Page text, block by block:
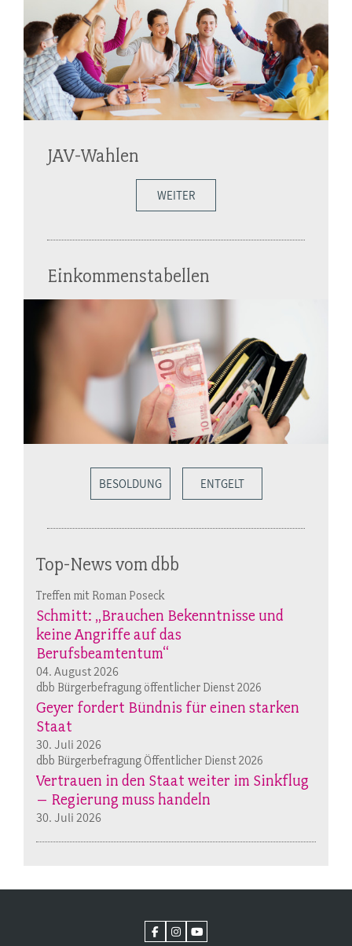
JAV-Wahlen
WEITER
Einkommenstabellen
BESOLDUNG ENTGELT
Top-News vom dbb
Treffen mit Roman Poseck
Schmitt: „Brauchen Bekenntnisse und
keine Angriffe auf das
Berufsbeamtentum“
04. August 2026
dbb Bürgerbefragung öffentlicher Dienst 2026
Geyer fordert Bündnis für einen starken
Staat
30. Juli 2026
dbb Bürgerbefragung Öffentlicher Dienst 2026
Vertrauen in den Staat weiter im Sinkflug
– Regierung muss handeln
30. Juli 2026